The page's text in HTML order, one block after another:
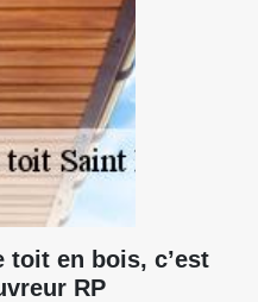
toit en bois, c’est
RP